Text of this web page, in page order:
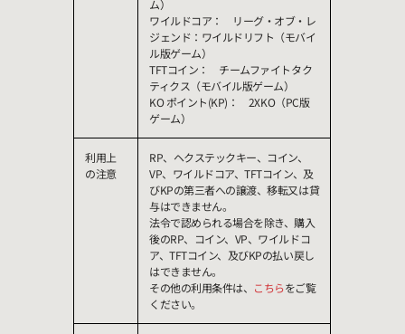
ム）
ワイルドコア： リーグ・オブ・レ
ジェンド：ワイルドリフト（モバイ
ル版ゲーム）
TFTコイン： チームファイトタク
ティクス（モバイル版ゲーム）
KO ポイント(KP)： 2XKO（PC版
ゲーム）
利用上
の注意
RP、ヘクステックキー、コイン、
VP、ワイルドコア、TFTコイン、及
びKPの第三者への譲渡、移転又は貸
与はできません。
法令で認められる場合を除き、購入
後のRP、コイン、VP、ワイルドコ
ア、TFTコイン、及びKPの払い戻し
はできません。
その他の利用条件は、 こちらをご覧
ください。